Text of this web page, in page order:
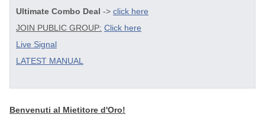
Ultimate Combo Deal -> click here
JOIN PUBLIC GROUP: Click here
Live Signal
LATEST MANUAL
Benvenuti al Mietitore d'Oro!